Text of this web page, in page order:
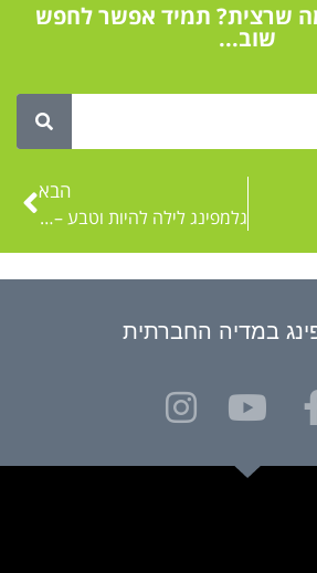
שרצית? תמיד אפשר לחפש
שוב...
הבא
גלמפינג לילה להיות וטבע – אוהלים ממוזגים בצפון
במדיה החברתית